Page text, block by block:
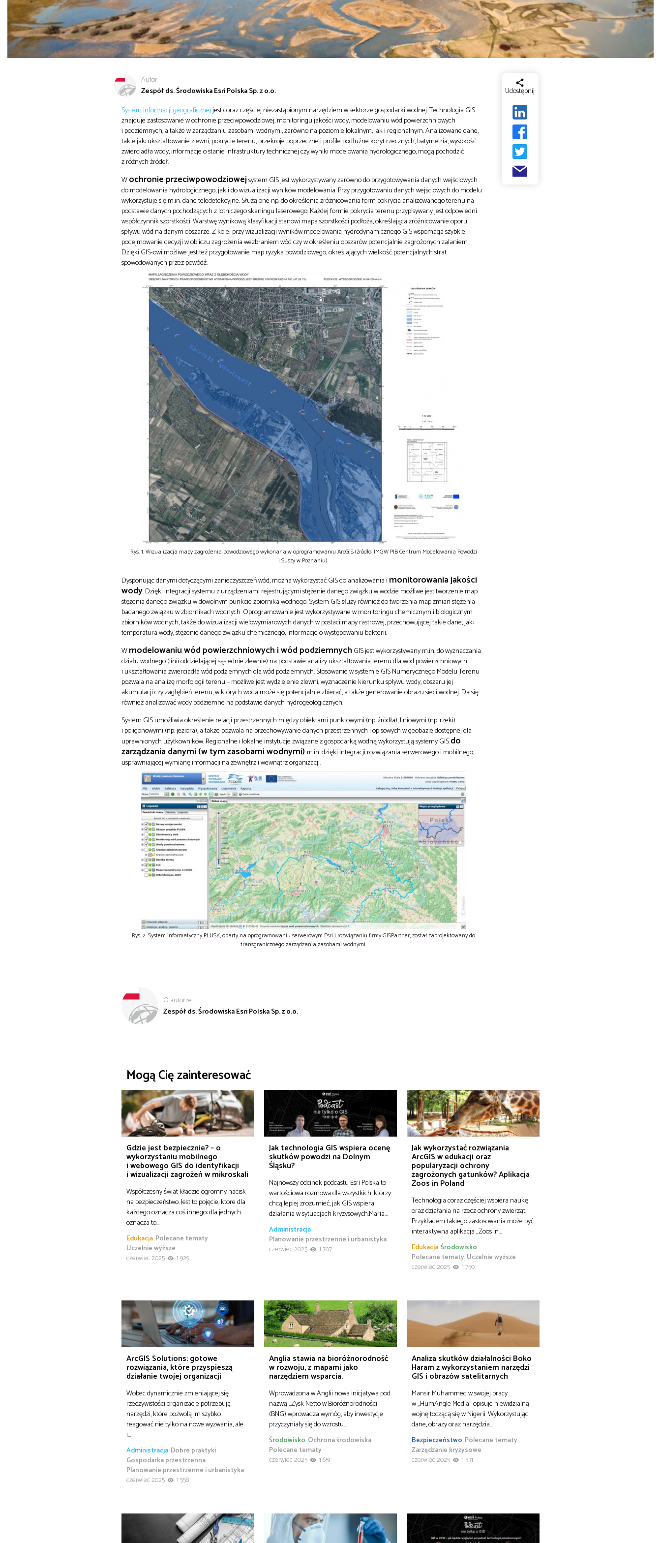
Autor
Zespół ds. Środowiska Esri Polska Sp. z o.o.
System informacji geograficznejjest coraz częściej niezastąpionym narzędziem w sektorze gospodarki wodnej. Technologia GIS
znajduje zastosowanie w ochronie przeciwpowodziowej, monitoringu jakości wody, modelowaniu wód powierzchniowych
i podziemnych, a także w zarządzaniu zasobami wodnymi, zarówno na poziomie lokalnym, jak i regionalnym. Analizowane dane,
takie jak: ukształtowanie zlewni, pokrycie terenu, przekroje poprzeczne i profile podłużne koryt rzecznych, batymetria, wysokość
zwierciadła wody, informacje o stanie infrastruktury technicznej czy wyniki modelowania hydrologicznego, mogą pochodzić
z różnych źródeł.
Wochronie przeciwpowodziowejsystem GIS jest wykorzystywany zarówno do przygotowywania danych wejściowych
do modelowania hydrologicznego, jak i do wizualizacji wyników modelowania. Przy przygotowaniu danych wejściowych do modelu
wykorzystuje się m.in. dane teledetekcyjne. Służą one np. do określenia zróżnicowania form pokrycia analizowanego terenu na
podstawie danych pochodzących z lotniczego skaningu laserowego. Każdej formie pokrycia terenu przypisywany jest odpowiedni
współczynnik szorstkości. Warstwę wynikową klasyfikacji stanowi mapa szorstkości podłoża, określająca zróżnicowanie oporu
spływu wód na danym obszarze. Z kolei przy wizualizacji wyników modelowania hydrodynamicznego GIS wspomaga szybkie
podejmowanie decyzji w obliczu zagrożenia wezbraniem wód czy w określeniu obszarów potencjalnie zagrożonych zalaniem
Dzięki GIS-owi możliwe jest też przygotowanie map ryzyka powodziowego, określających wielkość potencjalnych strat
spowodowanych przez powódź.
Rys. 1. Wizualizacja mapy zagrożenia powodziowego wykonana w oprogramowaniu ArcGIS (źródło: IMGW PIB Centrum Modelowania Powodzi
i Suszy w Poznaniu).
Dysponując danymi dotyczącymi zanieczyszczeń wód, można wykorzystać GIS do analizowania i monitorowania jakości
wody. Dzięki integracji systemu z urządzeniami rejestrującymi stężenie danego związku w wodzie możliwe jest tworzenie map
stężenia danego związku w dowolnym punkcie zbiornika wodnego. System GIS służy również do tworzenia map zmian stężenia
badanego związku w zbiornikach wodnych. Oprogramowanie jest wykorzystywane w monitoringu chemicznym i biologicznym
zbiorników wodnych, także do wizualizacji wielowymiarowych danych w postaci mapy rastrowej, przechowującej takie dane, jak:
temperatura wody, stężenie danego związku chemicznego, informacje o występowaniu bakterii.
Wmodelowaniu wód powierzchniowych i wód podziemnych GIS jest wykorzystywany m.in. do wyznaczania
działu wodnego (linii oddzielającej sąsiednie zlewnie) na podstawie analizy ukształtowania terenu dla wód powierzchniowych
i ukształtowania zwierciadła wód podziemnych dla wód podziemnych. Stosowanie w systemie GIS Numerycznego Modelu Terenu
pozwala na analizę morfologii terenu – możliwe jest wydzielenie zlewni, wyznaczenie kierunku spływu wody, obszaru jej
akumulacji czy zagłębień terenu, w których woda może się potencjalnie zbierać, a także generowanie obrazu sieci wodnej. Da się
również analizować wody podziemne na podstawie danych hydrogeologicznych.
System GIS umożliwia określenie relacji przestrzennych między obiektami punktowymi (np. źródła), liniowymi (np. rzeki)
i poligonowymi (np. jeziora), a także pozwala na przechowywanie danych przestrzennych i opisowych w geobazie dostępnej dla
uprawnionych użytkowników. Regionalne i lokalne instytucje związane z gospodarką wodną wykorzystują systemy GISdo
zarządzania danymi (w tym zasobami wodnymi) m.in. dzięki integracji rozwiązania serwerowego i mobilnego,
usprawniającej wymianę informacji na zewnętrz i wewnątrz organizacji.
Rys. 2. System informatyczny PLUSK, oparty na oprogramowaniu serwerowym Esri i rozwiązaniu firmy GISPartner, został zaprojektowany do
transgranicznego zarządzania zasobami wodnymi.
O autorze
Zespół ds. Środowiska Esri Polska Sp. z o.o.
Udostępnij
Mogą Cię zainteresować
Gdzie jest bezpiecznie? – o
wykorzystaniu mobilnego
i webowego GIS do identyfikacji
i wizualizacji zagrożeń w mikroskali
Współczesny świat kładzie ogromny nacisk
na bezpieczeństwo. Jest to pojęcie, które dla
każdego oznacza coś innego: dla jednych
oznacza to…
Edukacja Polecane tematy
Uczelnie wyższe
czerwiec 2025
1 929
Jak technologia GIS wspiera ocenę
skutków powodzi na Dolnym
Śląsku?
Najnowszy odcinek podcastu Esri Polska to
wartościowa rozmowa dla wszystkich, którzy
chcą lepiej zrozumieć, jak GIS wspiera
działania w sytuacjach kryzysowych.Maria…
Administracja
Planowanie przestrzenne i urbanistyka
czerwiec 2025
1 707
Jak wykorzystać rozwiązania
ArcGIS w edukacji oraz
popularyzacji ochrony
zagrożonych gatunków? Aplikacja
Zoos in Poland
Technologia coraz częściej wspiera naukę
oraz działania na rzecz ochrony zwierząt.
Przykładem takiego zastosowania może być
interaktywna aplikacja „Zoos in…
Edukacja
Polecane tematy
Środowisko
Uczelnie wyższe
czerwiec 2025
1 750
ArcGIS Solutions: gotowe
rozwiązania, które przyspieszą
działanie twojej organizacji
Wobec dynamicznie zmieniającej się
rzeczywistości organizacje potrzebują
narzędzi, które pozwolą im szybko
reagować nie tylko na nowe wyzwania, ale
i…
Administracja Dobre praktyki
Gospodarka przestrzenna
Planowanie przestrzenne i urbanistyka
czerwiec 2025
1 558
Anglia stawia na bioróżnorodność
w rozwoju, z mapami jako
narzędziem wsparcia.
Wprowadzona w Anglii nowa inicjatywa pod
nazwą „Zysk Netto w Bioróżnorodności”
(BNG) wprowadza wymóg, aby inwestycje
przyczyniały się do wzrostu…
Ochrona środowiska
Polecane tematy
Środowisko
czerwiec 2025
1 651
Analiza skutków działalności Boko
Haram z wykorzystaniem narzędzi
GIS i obrazów satelitarnych
Mansir Muhammed w swojej pracy
w „HumAngle Media” opisuje niewidzialną
wojnę toczącą się w Nigerii. Wykorzystując
dane, obrazy oraz narzędzia…
Bezpieczeństwo Polecane tematy
Zarządzanie kryzysowe
czerwiec 2025
1 531